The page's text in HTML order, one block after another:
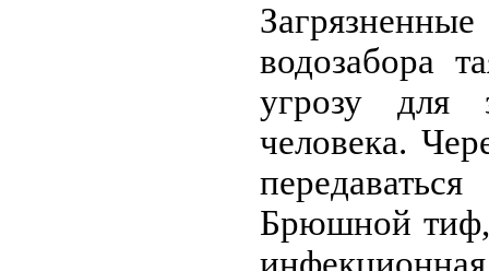
водозабора
угрозу для
человека.
Брюшной тиф,